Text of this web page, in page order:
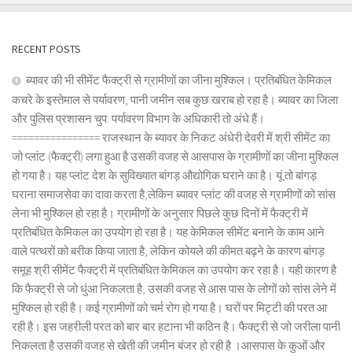
RECENT POSTS
ब्यावर की भी सीमेंट फैक्ट्री से ग्रामीणों का जीना मुश्किल। प्रतिबंधित केमिकल
कचरे के इस्तेमाल से पर्यावरण, पानी जमीन सब कुछ खराब हो रहा है। ब्यावर का जिला
और पुलिस प्रशासन चुप: पर्यावरण विभाग के अधिकारी तो अंधे हैं।
================ राजस्थान के ब्यावर के निकट अंधेरी देवरी में श्री सीमेंट का
जो प्लांट (फैक्ट्री) लगा हुआ है उसकी वजह से आसपास के ग्रामीणों का जीना मुश्किल
हो गया है। यह प्लांट देश के सुविख्यात बांगड़ औद्योगिक घराने का है। यूं तो बांगड़
घराना समाजसेवा का दावा करता है,लेकिन ब्यावर प्लांट की वजह से ग्रामीणों को सांस
लेना भी मुश्किल हो रहा है। ग्रामीणों के अनुसार पिछले कुछ दिनों में फैक्ट्री में
प्रतिबंधित केमिकल का उपयोग हो रहा है। यह केमिकल सीमेंट बनाने के काम आने
वाले पत्थरों को बरीक किया जाता है, लेकिन कोयले की कीमत बढ़ने के कारण बांगड़
समूह श्री सीमेंट फैक्ट्री में प्रतिबंधित केमिकल का उपयोग कर रहा है। यही कारण है
कि फैक्ट्री से जो धुंआ निकलता है, उसकी वजह से आस पास के लोगों को सांस लेने में
मुश्किल हो रही है। कई ग्रामीणों को चर्म रोग हो गया है। घरों पर मिट्टी की परत आ
रही है। इस जहरीली परत को बार बार हटाना भी कठिन है। फैक्ट्री से जो जरीला पानी
निकलता है उसकी वजह से खेती की जमीन बंजर हो रही है ।आसपास के कुओं और